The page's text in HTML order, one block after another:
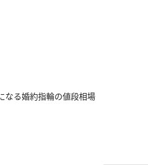
なる婚約指輪の値段相場